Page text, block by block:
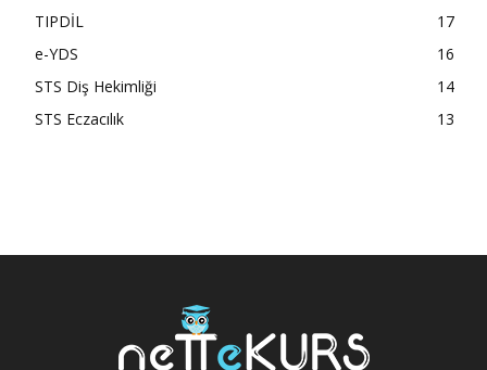
TIPDİL
17
e-YDS
16
STS Diş Hekimliği
14
STS Eczacılık
13